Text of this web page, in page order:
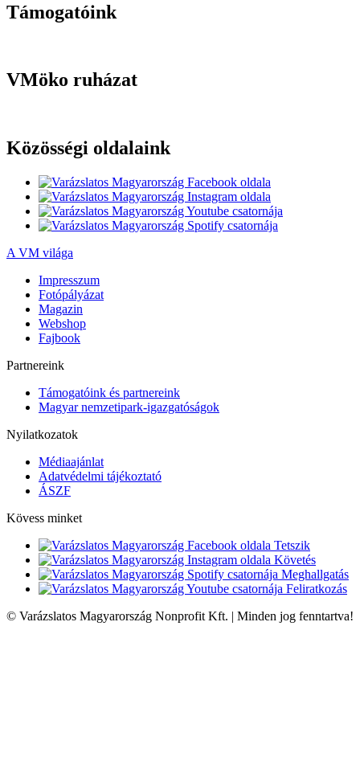
Támogatóink
VMöko ruházat
Közösségi oldalaink
A VM világa
Impresszum
Fotópályázat
Magazin
Webshop
Fajbook
Partnereink
Támogatóink és partnereink
Magyar nemzetipark-igazgatóságok
Nyilatkozatok
Médiaajánlat
Adatvédelmi tájékoztató
ÁSZF
Kövess minket
Tetszik
Követés
Meghallgatás
Feliratkozás
© Varázslatos Magyarország Nonprofit Kft. | Minden jog fenntartva!